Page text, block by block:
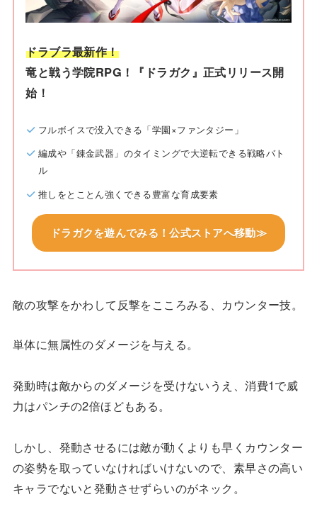
ドラブラ最新作！
竜と戦う学院RPG！『ドラガク』正式リリース開
始！
フルボイスで没入できる「学園×ファンタジー」
編成や「錬金武器」のタイミングで大逆転できる戦略バト
ル
推しをとことん強くできる豊富な育成要素
ドラガクを遊んでみる！公式ストアへ移動≫
敵の攻撃をかわして反撃をこころみる、カウンター技。
単体に無属性のダメージを与える。
発動時は敵からのダメージを受けないうえ、消費1で威
力はパンチの2倍ほどもある。
しかし、発動させるには敵が動くよりも早くカウンター
の姿勢を取っていなければいけないので、素早さの高い
キャラでないと発動させずらいのがネック。